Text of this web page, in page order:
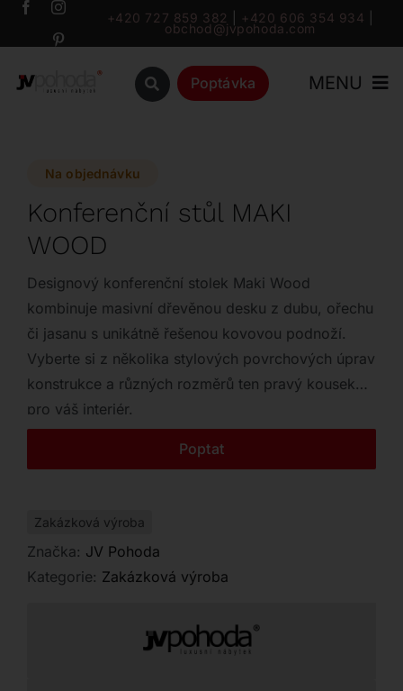
Přeskočit
+420 727 859 382 +420 606 354 934
obchod@jvpohoda.com
Poptávka MENU
Značky
Outlet
Na objednávku
Konferenční stůl MAKI
WOOD
Designový konferenční stolek Maki Wood
kombinuje masivní dřevěnou desku z dubu, ořechu
či jasanu s unikátně řešenou kovovou podnoží.
Vyberte si z několika stylových povrchových úprav
konstrukce a různých rozměrů ten pravý kousek
pro váš interiér.
Poptat
Zakázková výroba
Značka: JV Pohoda
Kategorie: Zakázková výroba